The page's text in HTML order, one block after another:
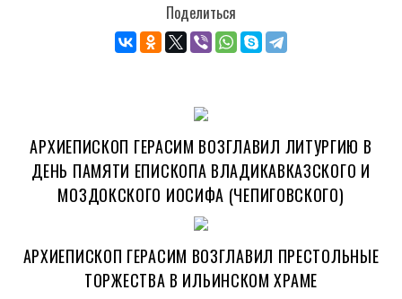
Поделиться
АРХИЕПИСКОП ГЕРАСИМ ВОЗГЛАВИЛ ЛИТУРГИЮ В
ДЕНЬ ПАМЯТИ ЕПИСКОПА ВЛАДИКАВКАЗСКОГО И
МОЗДОКСКОГО ИОСИФА (ЧЕПИГОВСКОГО)
АРХИЕПИСКОП ГЕРАСИМ ВОЗГЛАВИЛ ПРЕСТОЛЬНЫЕ
ТОРЖЕСТВА В ИЛЬИНСКОМ ХРАМЕ